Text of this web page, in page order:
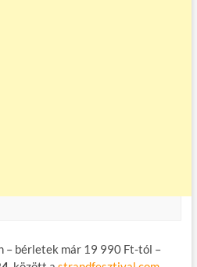
– bérletek már 19 990 Ft-tól –